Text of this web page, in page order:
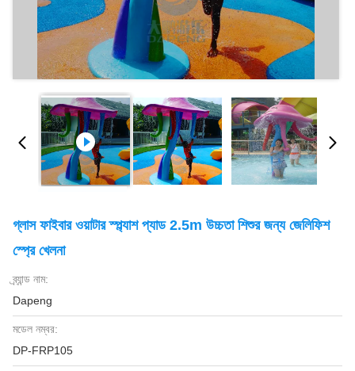
গ্লাস ফাইবার ওয়াটার স্প্ল্যাশ প্যাড 2.5m উচ্চতা শিশুর জন্য জেলিফিশ
স্প্রে খেলনা
ব্র্যান্ড নাম:
Dapeng
মডেল নম্বর:
DP-FRP105